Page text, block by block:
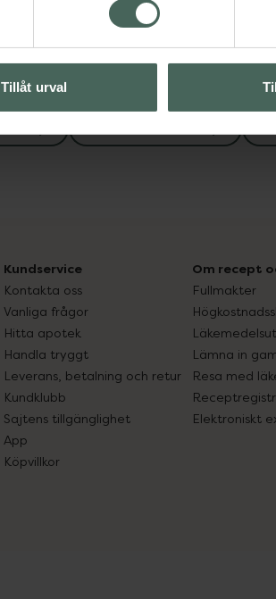
Tillåt urval
Kundservice
Kontakta oss
Vanliga frågor
Hitta apotek
Handla tryggt
Leverans, betalning och retur
Kundklubb
Sajtens tillgänglighet
App
Köpvillkor
Om recept
Fullmakter
Lämna in
Resa med
Elektroniskt